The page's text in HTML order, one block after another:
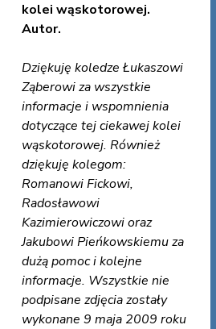
kolei wąskotorowej.
Autor.
Dziękuję koledze Łukaszowi
Ząberowi za wszystkie
informacje i wspomnienia
dotyczące tej ciekawej kolei
wąskotorowej. Również
dziękuję kolegom:
Romanowi Fickowi,
Radosławowi
Kazimierowiczowi oraz
Jakubowi Pieńkowskiemu za
dużą pomoc i kolejne
informacje. Wszystkie nie
podpisane zdjęcia zostały
wykonane 9 maja 2009 roku